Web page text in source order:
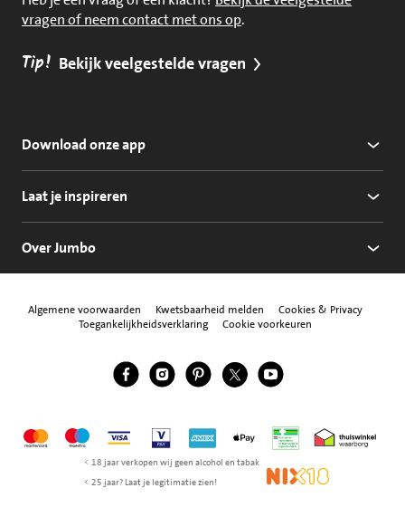
vragen of neem contact met ons op.
Tip! Bekijk veelgestelde vragen
Download onze app
Laat je inspireren
Over Jumbo
Algemene voorwaarden Kwetsbaarheid melden
Cookies & Privacy
Toegankelijkheidsverklaring
Cookie voorkeuren
Volg ons
Jumbo Facebook
Jumbo Instagram
Jumbo Pinterest
Jumbo Twitter
Jumbo YouTube
MastercardMaestroVisa Vpay American Express
Apple Pay Thuiswinkel
< 18 jaar verkopen wij geen alcohol en tabak
< 25 jaar? Laat je legitimatie zien!
NIX18